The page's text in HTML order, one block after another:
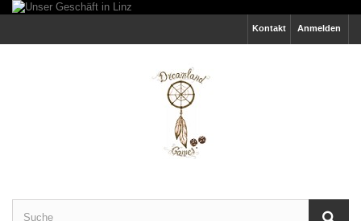
Anmelden
Kontakt